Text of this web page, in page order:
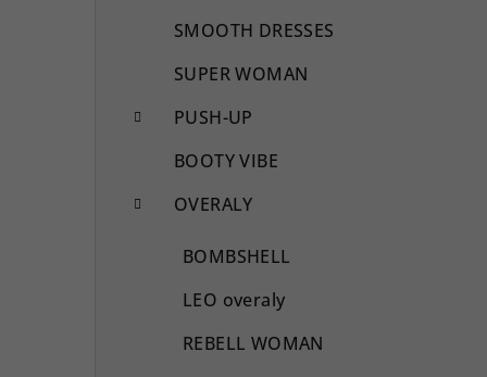
SMOOTH DRESSES
SUPER WOMAN
PUSH-UP
BOOTY VIBE
OVERALY
BOMBSHELL
LEO overaly
REBELL WOMAN